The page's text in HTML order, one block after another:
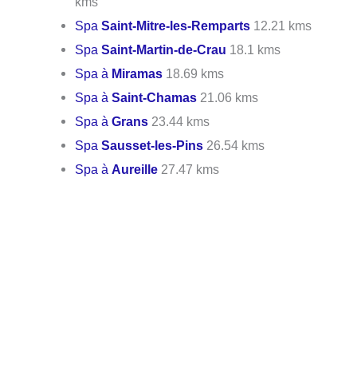
SpaSaint-Mitre-les-Remparts 12.21 kms
SpaSaint-Martin-de-Crau 18.1 kms
Spa à Miramas 18.69 kms
Spa àSaint-Chamas 21.06 kms
Spa àGrans 23.44 kms
SpaSausset-les-Pins 26.54 kms
Spa àAureille 27.47 kms